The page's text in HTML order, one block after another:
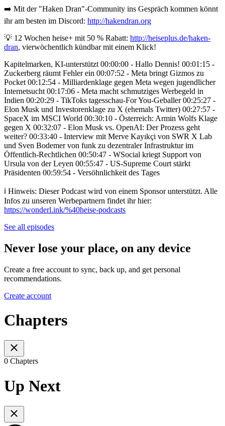
➡️ Mit der "Haken Dran"-Community ins Gespräch kommen könnt
ihr am besten im Discord: http://hakendran.org
💡 12 Wochen heise+ mit 50 % Rabatt: http://heiseplus.de/haken-
dran, vierwöchentlich kündbar mit einem Klick!
Kapitelmarken, KI-unterstützt 00:00:00 - Hallo Dennis! 00:01:15 -
Zuckerberg räumt Fehler ein 00:07:52 - Meta bringt Gizmos zu
Pocket 00:12:54 - Milliardenklage gegen Meta wegen jugendlicher
Internetsucht 00:17:06 - Meta macht schmutziges Werbegeld in
Indien 00:20:29 - TikToks tagesschau-For You-Geballer 00:25:27 -
Elon Musk und Investorenklage zu X (ehemals Twitter) 00:27:57 -
SpaceX im MSCI World 00:30:10 - Österreich: Armin Wolfs Klage
gegen X 00:32:07 - Elon Musk vs. OpenAI: Der Prozess geht
weiter? 00:33:40 - Interview mit Merve Kayıkçi von SWR X Lab
und Sven Bodemer von funk zu dezentraler Infrastruktur im
Öffentlich-Rechtlichen 00:50:47 - WSocial kriegt Support von
Ursula von der Leyen 00:55:47 - US-Supreme Court stärkt
Präsidenten 00:59:54 - Versöhnlichkeit des Tages
ℹ️ Hinweis: Dieser Podcast wird von einem Sponsor unterstützt. Alle
Infos zu unseren Werbepartnern findet ihr hier:
https://wonderl.ink/%40heise-podcasts
See all episodes
Never lose your place, on any device
Create a free account to sync, back up, and get personal
recommendations.
Create account
Chapters
0 Chapters
Up Next